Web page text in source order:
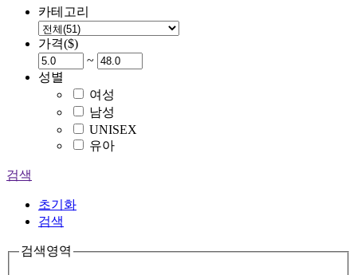
카테고리
가격($)
~
성별
여성
남성
UNISEX
유아
검색
초기화
검색
검색영역